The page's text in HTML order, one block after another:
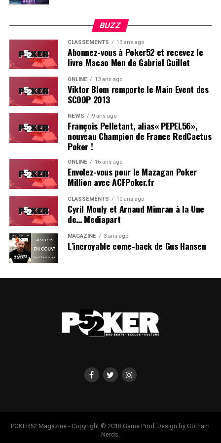
Soleau à gauche, sorti par Logghe au centre
BUZZ
CLASSEMENTS 13 ans ago
Abonnez-vous à Poker52 et recevez le
livre Macao Men de Gabriel Guillet
ONLINE 13 ans ago
Viktor Blom remporte le Main Event des
SCOOP 2013
NEWS 9 ans ago
François Pelletant, alias« PEPEL56»,
nouveau Champion de France RedCactus
Poker !
ONLINE 16 ans ago
Envolez-vous pour le Mazagan Poker
Million avec ACFPoker.fr
CLASSEMENTS 10 ans ago
Cyril Mouly et Arnaud Mimran à la Une
de… Mediapart
MAGAZINE 3 ans ago
L’incroyable come-back de Gus Hansen
POKER52 Magazine - Copyright © 2018 Game Prod. Design by Gotham
Nerds.